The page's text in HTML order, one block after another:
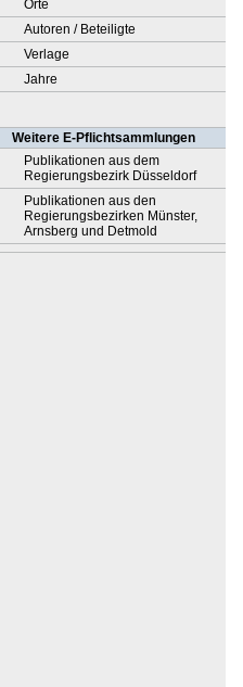
Orte
Autoren / Beteiligte
Verlage
Jahre
Weitere E-Pflichtsammlungen
Publikationen aus dem
Regierungsbezirk Düsseldorf
Publikationen aus den
Regierungsbezirken Münster,
Arnsberg und Detmold